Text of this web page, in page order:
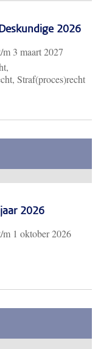
2026
m 3 maart 2027
Straf(proces)recht
2026
m 1 oktober 2026